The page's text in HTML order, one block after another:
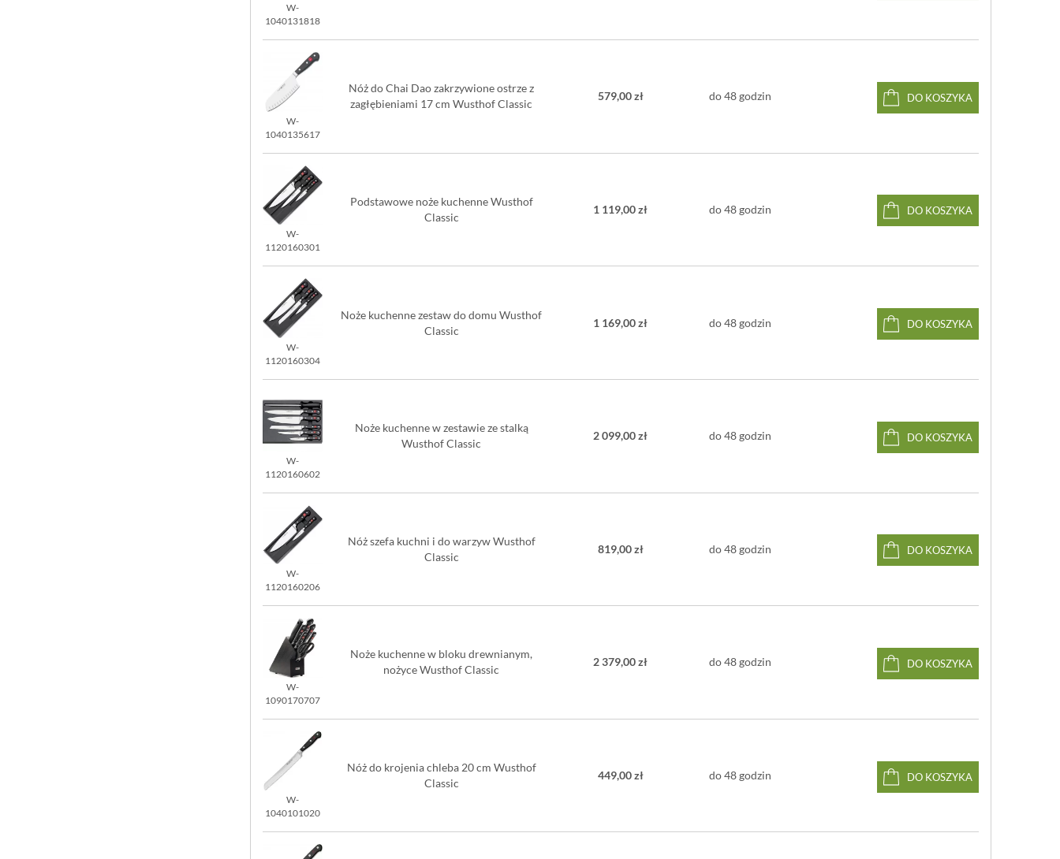
W-
1040131818
W-
1040135617
Nóż do Chai Dao zakrzywione ostrze z
zagłębieniami 17 cm Wusthof Classic
579,00 zł do 48 godzin DO KOSZYKA
W-
1120160301
Podstawowe noże kuchenne Wusthof
Classic
1 119,00 zł do 48 godzin DO KOSZYKA
W-
1120160304
Noże kuchenne zestaw do domu Wusthof
Classic
1 169,00 zł do 48 godzin DO KOSZYKA
W-
1120160602
Noże kuchenne w zestawie ze stalką
Wusthof Classic
2 099,00 zł do 48 godzin DO KOSZYKA
W-
1120160206
Nóż szefa kuchni i do warzyw Wusthof
Classic
819,00 zł do 48 godzin DO KOSZYKA
W-
1090170707
Noże kuchenne w bloku drewnianym,
nożyce Wusthof Classic
2 379,00 zł do 48 godzin DO KOSZYKA
W-
1040101020
Nóż do krojenia chleba 20 cm Wusthof
Classic
449,00 zł do 48 godzin DO KOSZYKA